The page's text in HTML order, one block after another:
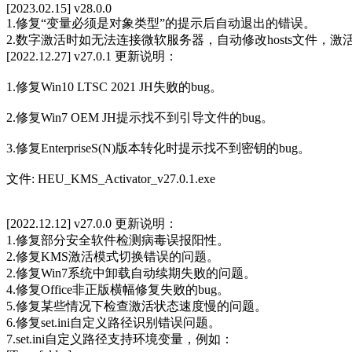
[2023.02.15] v28.0.0
1.修复“变量必须是对象类型”的提示后自动退出的错误。
2.数字激活时如无法连接微软服务器，自动修改hosts文件，激
[2022.12.27] v27.0.1 更新说明：
1.修复Win10 LTSC 2021 JH失败的bug。
2.修复Win7 OEM JH提示找不到引导文件的bug。
3.修复EnterpriseS(N)版本转化时提示找不到密钥的bug。
文件: HEU_KMS_Activator_v27.0.1.exe
[2022.12.12] v27.0.0 更新说明：
1.修复部分安全软件检测病毒误报阳性。
2.修复KMS激活模式切换错误的问题。
2.修复Win7系统中卸载自动续期失败的问题。
4.修复Office非正版横幅修复失败的bug。
5.修复某些情况下检查激活状态速度慢的问题。
6.修复set.ini自定义路径识别错误问题。
7.set.ini自定义路径支持环境变量，例如：